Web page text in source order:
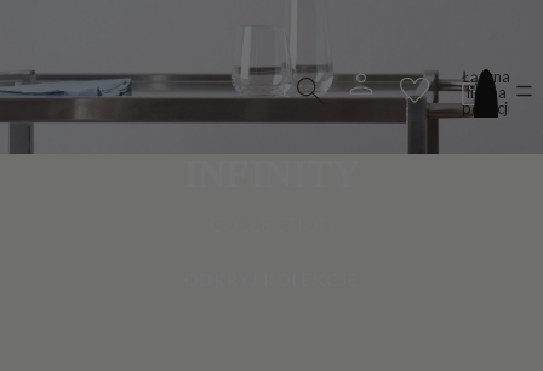
Łączna
liczba
pozycji
w